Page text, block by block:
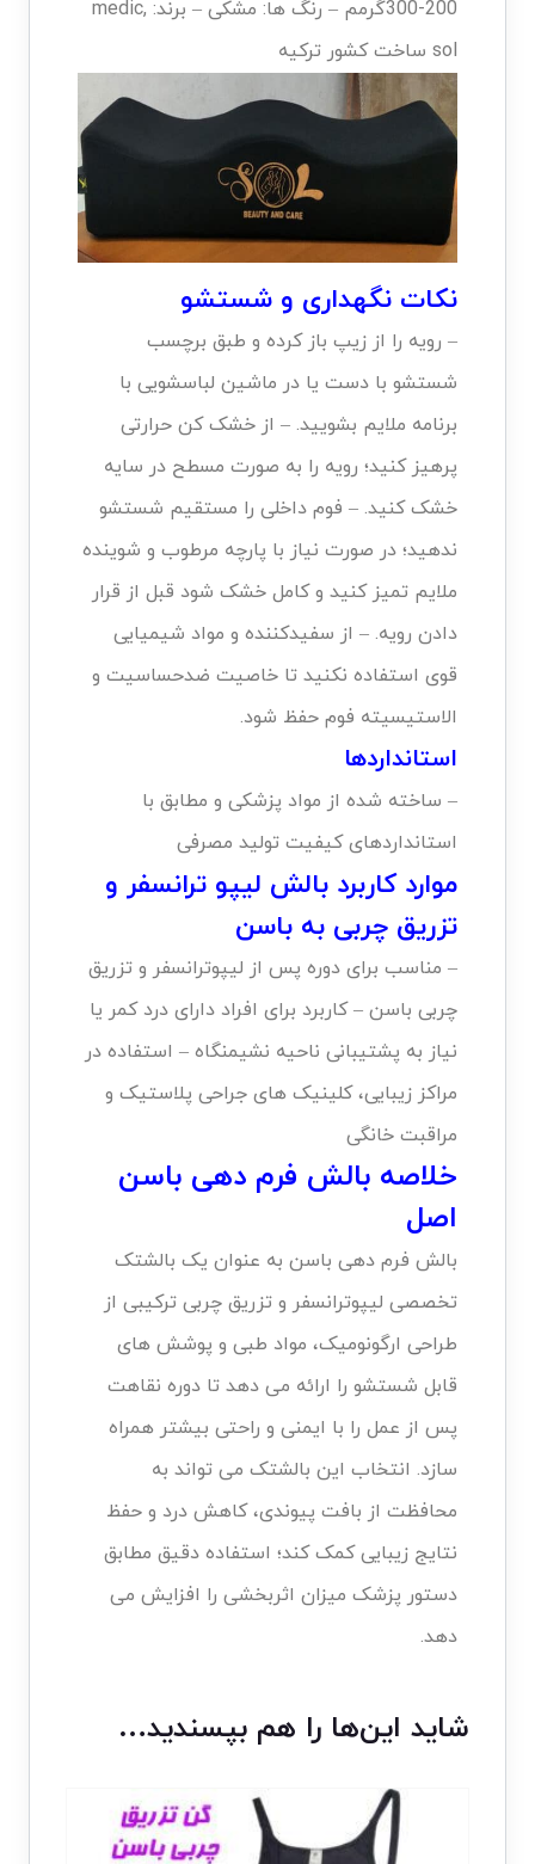
200-300گرمم – رنگ ها: مشکی – برند: medic,
sol ساخت کشور ترکیه
نکات نگهداری و شستشو
– رویه را از زیپ باز کرده و طبق برچسب
شستشو با دست یا در ماشین لباسشویی با
برنامه ملایم بشویید. – از خشک کن حرارتی
پرهیز کنید؛ رویه را به صورت مسطح در سایه
خشک کنید. – فوم داخلی را مستقیم شستشو
ندهید؛ در صورت نیاز با پارچه مرطوب و شوینده
ملایم تمیز کنید و کامل خشک شود قبل از قرار
دادن رویه. – از سفیدکننده و مواد شیمیایی
قوی استفاده نکنید تا خاصیت ضدحساسیت و
الاستیسیته فوم حفظ شود.
استانداردها
– ساخته شده از مواد پزشکی و مطابق با
استانداردهای کیفیت تولید مصرفی
موارد کاربرد بالش لیپو ترانسفر و
تزریق چربی به باسن
– مناسب برای دوره پس از لیپوترانسفر و تزریق
چربی باسن – کاربرد برای افراد دارای درد کمر یا
نیاز به پشتیبانی ناحیه نشیمنگاه – استفاده در
مراکز زیبایی، کلینیک های جراحی پلاستیک و
مراقبت خانگی
خلاصهبالش فرم دهی باسن
اصل
بالش فرم دهی باسن به عنوان یک بالشتک
تخصصی لیپوترانسفر و تزریق چربی ترکیبی از
طراحی ارگونومیک، مواد طبی و پوشش های
قابل شستشو را ارائه می دهد تا دوره نقاهت
پس از عمل را با ایمنی و راحتی بیشتر همراه
سازد. انتخاب این بالشتک می تواند به
محافظت از بافت پیوندی، کاهش درد و حفظ
نتایج زیبایی کمک کند؛ استفاده دقیق مطابق
دستور پزشک میزان اثربخشی را افزایش می
دهد.
شاید این‌ها را هم بپسندید…